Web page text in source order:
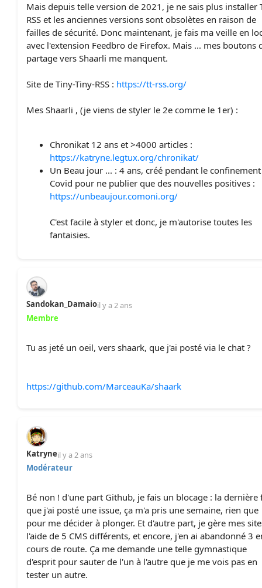
Mais depuis telle version de 2021, je ne sais plus installer
RSS et les anciennes versions sont obsolètes en raison de
failles de sécurité. Donc maintenant, je fais ma veille en
avec l'extension Feedbro de Firefox. Mais ... mes boutons
partage vers Shaarli me manquent.
Site de Tiny-Tiny-RSS : https://tt-rss.org/
Mes Shaarli , (je viens de styler le 2e comme le 1er) :
Chronikat 12 ans et >4000 articles :
https://katryne.legtux.org/chronikat/
Un Beau jour ... : 4 ans, créé pendant le
Covid pour ne publier que des nouvelles positives :
https://unbeaujour.comoni.org/
C'est facile à styler et donc, je m'autorise toutes les
fantaisies.
Sandokan_Damaioil y a 2 ans
Membre
Tu as jeté un oeil, vers shaark, que j'ai posté via le chat ?
https://github.com/MarceauKa/shaark
Katryneil y a 2 ans
Modérateur
Bé non ! d'une part Github, je fais un blocage : la dernière
que j'ai posté une issue, ça m'a pris une semaine, rien que
pour me décider à plonger. Et d'autre part, je gère mes
l'aide de 5 CMS différents, et encore, j'en ai abandonné 3
cours de route. Ça me demande une telle gymnastique
d'esprit pour sauter de l'un à l'autre que je me vois pas en
tester un autre.